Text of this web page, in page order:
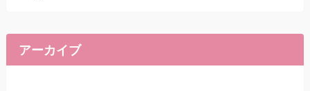
アーカイブ